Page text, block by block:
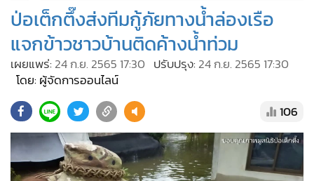
•
ผู้จัดการรายวัน
• คอลัมนิสต์
• ละคร
CbizReview
• ผู้จัดกวน
•
Good health & Well-being
• Green Innovation & SD
ป่อเต็กตึ๊งส่งทีมกู้ภัยทางน้ำล่องเรือ
แจกข้าวชาวบ้านติดค้างน้ำท่วม
เผยแพร่: 24 ก.ย. 2565 17:30 ปรับปรุง: 24 ก.ย. 2565 17:30
โดย: ผู้จัดการออนไลน์
106